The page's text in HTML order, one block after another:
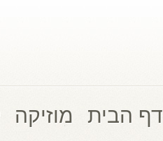
דף הבית מוזיקה